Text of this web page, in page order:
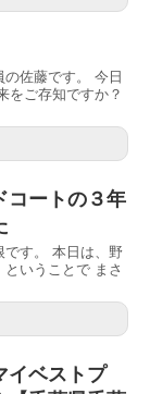
の佐藤です。 今日
をご存知ですか？
コートの３年
です。 本日は、野
いうことで まさ
イベストプ